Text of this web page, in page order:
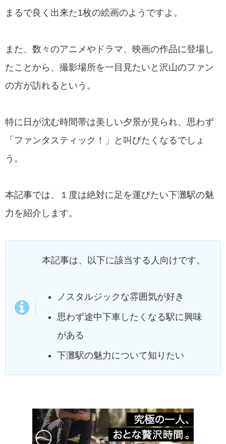
まるで良く出来た1枚の絵画のようですよ。
また、数々のアニメやドラマ、映画の作品に登場し
たことから、撮影場所を一目見たいと沢山のファン
の方が訪れるという。
特に日が沈む時間帯は美しい夕景が見られ、思わず
「ファンタスティック！」と叫びたくなるでしょ
う。
本記事では、１度は絶対に足を運びたい下灘駅の魅
力を紹介します。
本記事は、以下に該当する人向けです。
ノスタルジックな雰囲気が好き
思わず途中下車したくなる駅に興味
がある
下灘駅の魅力について知りたい